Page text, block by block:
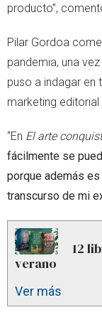
producto”,
Pilar Gordoa
pandemia, una
puso a indagar en
marketing editorial
“En El arte
fácilmente se
porque además
transcurso de mi
12
verano
Ver más